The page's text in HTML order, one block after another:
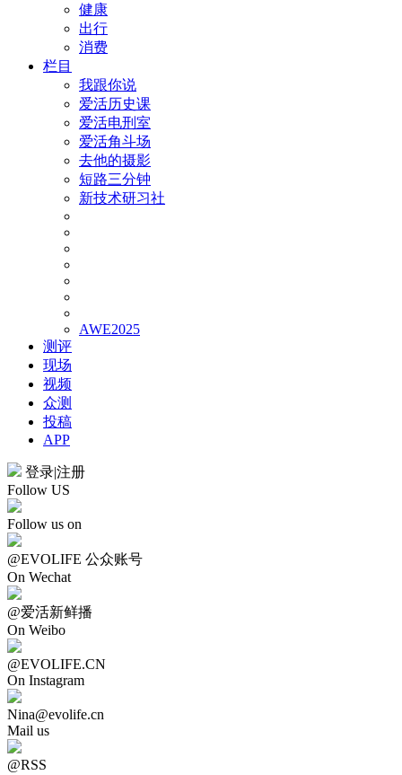
健康
出行
消费
栏目
我跟你说
爱活历史课
爱活电刑室
爱活角斗场
去他的摄影
短路三分钟
新技术研习社
AWE2025
测评
现场
视频
众测
投稿
APP
登录|注册
Follow US
Follow us on
@EVOLIFE 公众账号
On Wechat
@爱活新鲜播
On Weibo
@EVOLIFE.CN
On Instagram
Nina@evolife.cn
Mail us
@RSS